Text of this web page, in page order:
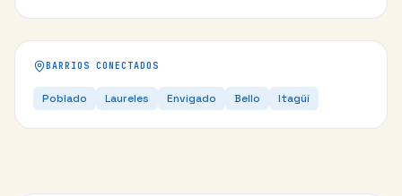
BARRIOS CONECTADOS
Poblado Laureles Envigado Bello Itagüí